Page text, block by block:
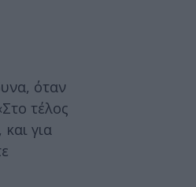
όταν
τέλος
για